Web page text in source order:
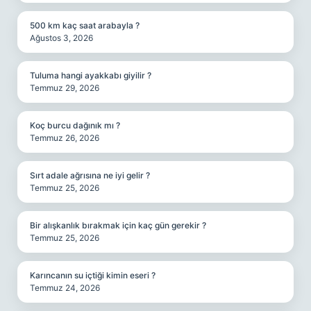
500 km kaç saat arabayla ?
Ağustos 3, 2026
Tuluma hangi ayakkabı giyilir ?
Temmuz 29, 2026
Koç burcu dağınık mı ?
Temmuz 26, 2026
Sırt adale ağrısına ne iyi gelir ?
Temmuz 25, 2026
Bir alışkanlık bırakmak için kaç gün gerekir ?
Temmuz 25, 2026
Karıncanın su içtiği kimin eseri ?
Temmuz 24, 2026